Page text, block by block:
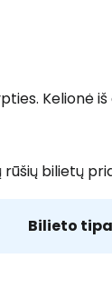
Kelionė
rūšių bilietų
Bilieto
kelionių